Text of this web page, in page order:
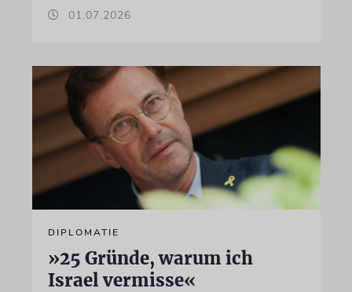
01.07.2026
DIPLOMATIE
»25 Gründe, warum ich
Israel vermisse«